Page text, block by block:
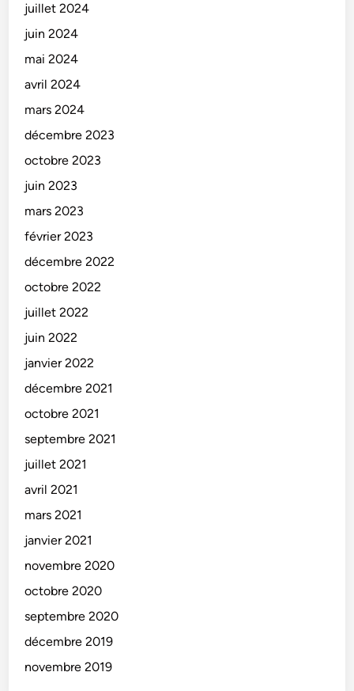
juillet 2024
juin 2024
mai 2024
avril 2024
mars 2024
décembre 2023
octobre 2023
juin 2023
mars 2023
février 2023
décembre 2022
octobre 2022
juillet 2022
juin 2022
janvier 2022
décembre 2021
octobre 2021
septembre 2021
juillet 2021
avril 2021
mars 2021
janvier 2021
novembre 2020
octobre 2020
septembre 2020
décembre 2019
novembre 2019